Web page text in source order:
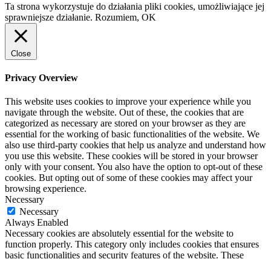
Ta strona wykorzystuje do działania pliki cookies, umożliwiające jej
sprawniejsze działanie. Rozumiem, OK
Close
Privacy Overview
This website uses cookies to improve your experience while you
navigate through the website. Out of these, the cookies that are
categorized as necessary are stored on your browser as they are
essential for the working of basic functionalities of the website. We
also use third-party cookies that help us analyze and understand how
you use this website. These cookies will be stored in your browser
only with your consent. You also have the option to opt-out of these
cookies. But opting out of some of these cookies may affect your
browsing experience.
Necessary
Necessary
Always Enabled
Necessary cookies are absolutely essential for the website to
function properly. This category only includes cookies that ensures
basic functionalities and security features of the website. These